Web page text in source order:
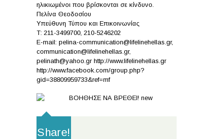
ηλικιωμένοι που βρίσκονται σε κίνδυνο.
Πελίνα Θεοδοσίου
Υπεύθυνη Τύπου και Επικοινωνίας
Τ: 211-3499700, 210-5246202
E-mail: pelina-communication@lifelinehellas.gr,
communication@lifelinehellas.gr,
pelinath@yahoo.gr http://www.lifelinehellas.gr
http://www.facebook.com/group.php?
gid=38809959733&ref=mf
Share!